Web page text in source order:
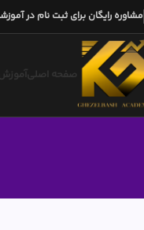
مشاوره رایگان برای ثبت نام در
صفحه اصلی